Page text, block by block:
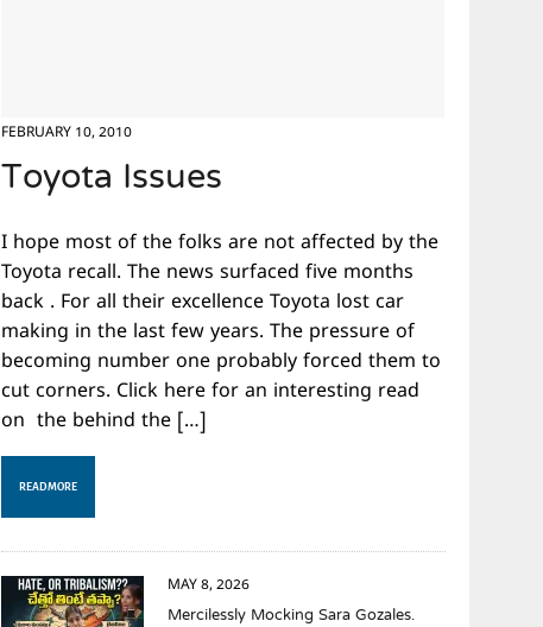
FEBRUARY 10, 2010
Toyota Issues
I hope most of the folks are not affected by the
Toyota recall. The news surfaced five months
back . For all their excellence Toyota lost car
making in the last few years. The pressure of
becoming number one probably forced them to
cut corners. Click here for an interesting read
on the behind the […]
READ MORE
MAY 8, 2026
Mercilessly Mocking Sara Gozales.